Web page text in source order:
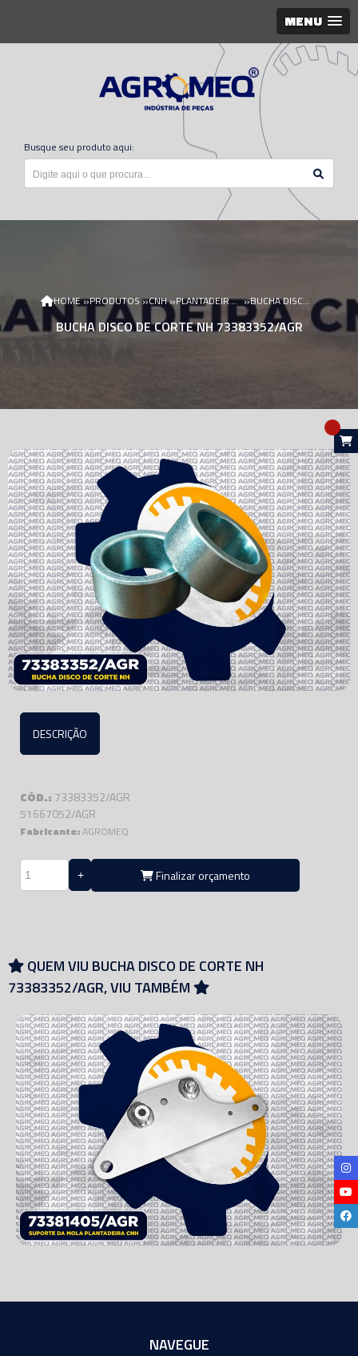
MENU
Busque seu produto aqui:
HOME»PRODUTOS »CNH» PLANTADEIRA CNH » BUCHA DISCO DE CORTE NH 73383352/AGR
BUCHA DISCO DE CORTE NH 73383352/AGR
DESCRIÇÃO
CÓD.: 73383352/AGR
51667052/AGR
Fabricante:AGROMEQ
Finalizar orçamento
QUEM VIU BUCHA DISCO DE CORTE NH
73383352/AGR, VIU TAMBÉM
NAVEGUE